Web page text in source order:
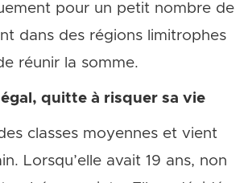
pour un petit nombre de
dans des régions limitrophes
réunir la somme.
quitte à risquer sa vie
classes moyennes et vient
Lorsqu’elle avait 19 ans, non